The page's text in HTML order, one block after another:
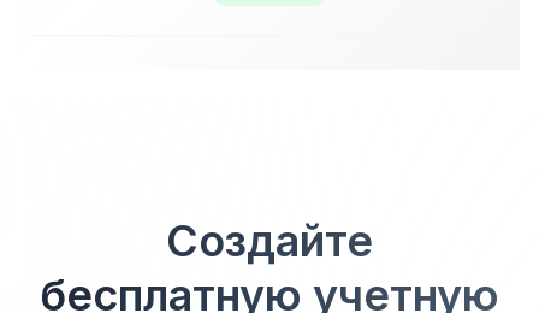
Создайте
бесплатную учетную